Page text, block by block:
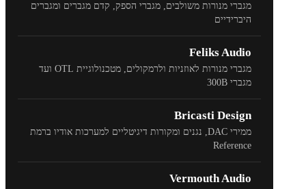
מגברי מנורות משולבים, מגברי הספק, קדם מגברים ומגברים
היברידיים
Feliks Audio
מגברי מנורות לאוזניות ולרמקולים, מטכנולוגיית OTL ועד
מגברי 300B
Bricasti Design
ממירי DAC, נגנים ומקורות דיגיטליים למערכות אודיו ברמת
Reference
Vermouth Audio